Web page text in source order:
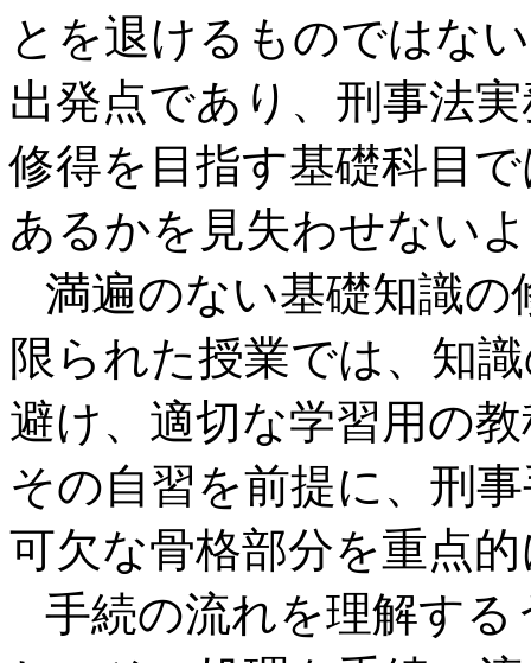
とを退けるものではな
出発点であり、刑事法
修得を目指す基礎科目
あるかを見失わせない
満遍のない基礎知識の
限られた授業では、知
避け、適切な学習用の
その自習を前提に、刑
可欠な骨格部分を重点
手続の流れを理解する